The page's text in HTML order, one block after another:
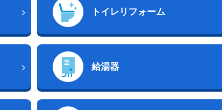
トイレリフォーム
給湯器